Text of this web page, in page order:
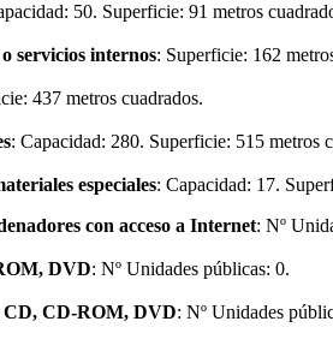
50. Superficie: 91 metros
servicios internos: Superficie: 162
437 metros cuadrados.
: Capacidad: 280. Superficie: 515 metros
especiales: Capacidad: 17.
con acceso a Internet: Nº
DVD: Nº Unidades públicas: 0.
CD, CD-ROM, DVD: Nº Unidades